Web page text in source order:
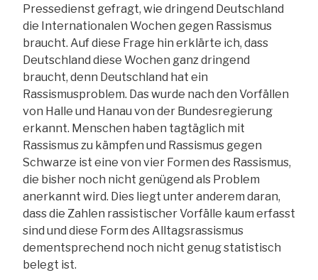
Pressedienst gefragt, wie dringend Deutschland
die Internationalen Wochen gegen Rassismus
braucht. Auf diese Frage hin erklärte ich, dass
Deutschland diese Wochen ganz dringend
braucht, denn Deutschland hat ein
Rassismusproblem. Das wurde nach den Vorfällen
von Halle und Hanau von der Bundesregierung
erkannt. Menschen haben tagtäglich mit
Rassismus zu kämpfen und Rassismus gegen
Schwarze ist eine von vier Formen des Rassismus,
die bisher noch nicht genügend als Problem
anerkannt wird. Dies liegt unter anderem daran,
dass die Zahlen rassistischer Vorfälle kaum erfasst
sind und diese Form des Alltagsrassismus
dementsprechend noch nicht genug statistisch
belegt ist.